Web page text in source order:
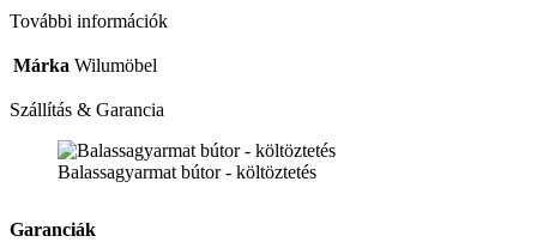
További információk
Márka Wilumöbel
Szállítás & Garancia
Balassagyarmat bútor - költöztetés
Garanciák